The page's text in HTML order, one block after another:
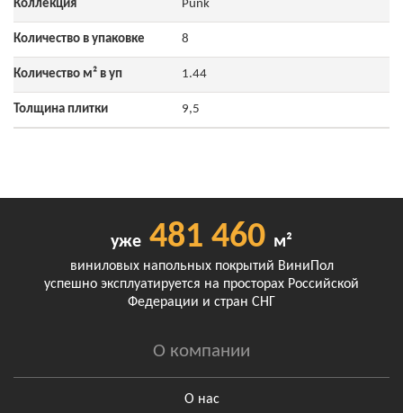
Коллекция Punk
Количество в упаковке 8
Количество м² в уп 1.44
Толщина плитки 9,5
уже 481 460 м²
виниловых напольных покрытий ВиниПол
успешно эксплуатируется на просторах Российской
Федерации и стран СНГ
О компании
О нас